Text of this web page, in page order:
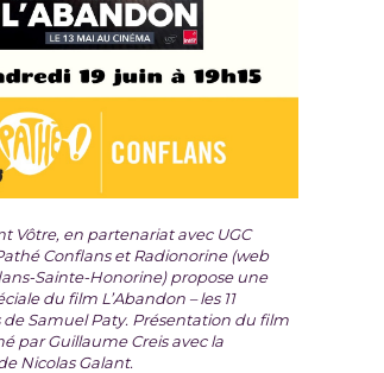
Vôtre, en partenariat avec UGC
Conflans et Radionorine (web
Sainte-Honorine) propose une
du film L’Abandon – les 11
de Samuel Paty. Présentation du film
par Guillaume Creis avec la
Nicolas Galant.